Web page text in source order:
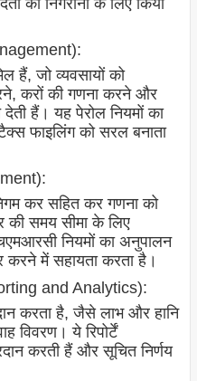
की निगरानी के लिए किया
हैं, जो व्यवसायों को
करों की गणना करने और
हैं। यह पेरोल नियमों का
फाइलिंग को सरल बनाता
कर सहित कर गणना को
की समय सीमा के लिए
नियमों का अनुपालन
करने में सहायता करता है।
and Analytics):
करता है, जैसे लाभ और हानि
विवरण। ये रिपोर्टें
करती हैं और सूचित निर्णय